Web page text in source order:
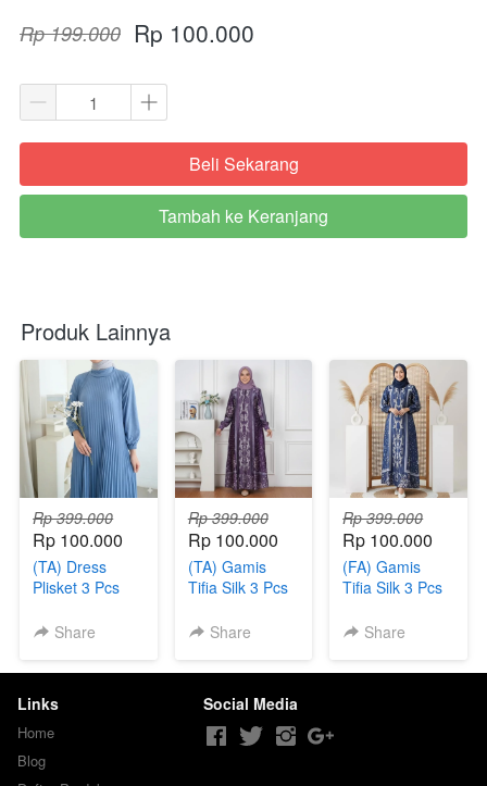
Rp 199.000 Rp 100.000
`Beli Sekarang
`
Tambah ke Keranjang
Produk Lainnya
Rp 399.000
Rp 100.000
(TA) Dress
Plisket 3 Pcs
Share
Rp 399.000
Rp 100.000
(TA) Gamis
Tifia Silk 3 Pcs
Share
Rp 399.000
Rp 100.000
(FA) Gamis
Tifia Silk 3 Pcs
Share
Links
Home
Blog
Social Media